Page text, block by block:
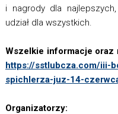
i nagrody dla
udział dla wszystkich.
Wszelkie informacje oraz
https://sstlubcza.com/iii-
spichlerza-juz-14-
Organizatorzy: